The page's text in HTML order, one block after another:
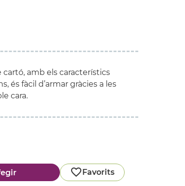
amb els característics
és fàcil d’armar gràcies a les
cara.
Favorits